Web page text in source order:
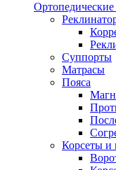
Ортопедические
Суппорты
Матрасы
Пояса
Корсеты и